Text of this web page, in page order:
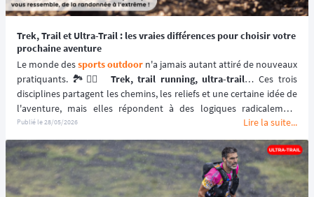
Trek, Trail et Ultra-Trail : les vraies différences pour choisir votre
prochaine aventure
Le monde des sports outdoor n'a jamais autant attiré de nouveaux
pratiquants. 🏞️🏃‍♂️ Trek, trail running, ultra-trail… Ces trois
disciplines partagent les chemins, les reliefs et une certaine idée de
l'aventure, mais elles répondent à des logiques radicalement
différentes. Comprendre leurs subtilités, c'est aussi mieux cibler
l'expérience qui correspond à vos envies, votre niveau physique et
votre rapport au dépassement de soi.
Publié le28/05/2026 Lire la suite...